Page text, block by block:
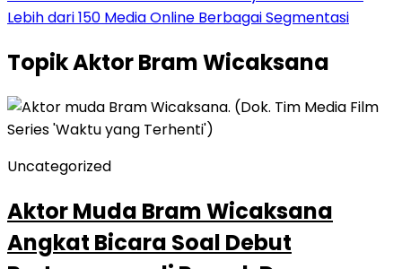
Lebih dari 150 Media Online Berbagai Segmentasi
TopikAktor Bram Wicaksana
Uncategorized
Aktor Muda Bram Wicaksana
Angkat Bicara Soal Debut